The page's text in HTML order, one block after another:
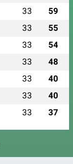
33 59
33 55
33 54
33 48
33 40
33 40
33 37